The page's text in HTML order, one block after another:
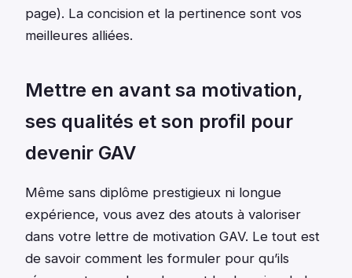
page). La concision et la pertinence sont vos
meilleures alliées.
Mettre en avant sa motivation,
ses qualités et son profil pour
devenir GAV
Même sans diplôme prestigieux ni longue
expérience, vous avez des atouts à valoriser
dans votre lettre de motivation GAV. Le tout est
de savoir comment les formuler pour qu’ils